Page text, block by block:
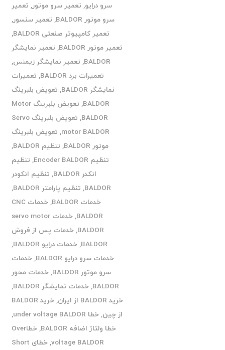
سرو درایو, تعمیر سرو موتور, تعمیر
سرو موتور BALDOR
, تعمیر سنسور,
تعمیر کامپیوتر صنعتی BALDOR
,
تعمیر موتور BALDOR
, تعمیر نمایشگر
BALDOR
, تعمیر نمایشگر زیمنس,
تعمیرات برد BALDOR
, تعمیرات
نمایشگر BALDOR
, تعویض بلبرینگ
BALDOR
,
تعویض بلبرینگ Motor
BALDOR
,
تعویض بلبرینگ Servo
motor BALDOR
, تعویض بلبرینگ
موتور BALDOR
, تنظیم BALDOR
,
تنظیم Encoder BALDOR
, تنظیم
انکدر BALDOR
, تنظیم انکودر
BALDOR
, تنظیم پارامتر BALDOR
,
خدمات BALDOR
,
خدمات CNC
BALDOR
,
خدمات servo motor
BALDOR
,خدمات پس از فروش
BALDOR
,خدمات درایو BALDOR
,
خدمات سرو درایو BALDOR
,خدمات
سرو موتور BALDOR
,خدمات محور
BALDOR
,خدمات نمایشگر BALDOR
,
خرید BALDOR از ایران
,
خرید BALDOR
از چین,خطا under voltage BALDOR
,
خطا ولتاژ اضافه BALDOR
,
خطاOver
voltage BALDOR
, خطای Short